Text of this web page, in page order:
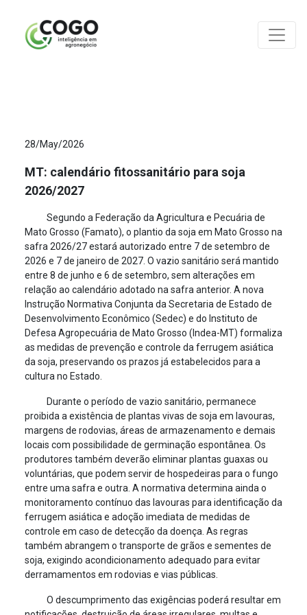
28/May/2026
MT: calendário fitossanitário para soja
2026/2027
Segundo a Federação da Agricultura e Pecuária de
Mato Grosso (Famato), o plantio da soja em Mato Grosso na
safra 2026/27 estará autorizado entre 7 de setembro de
2026 e 7 de janeiro de 2027. O vazio sanitário será mantido
entre 8 de junho e 6 de setembro, sem alterações em
relação ao calendário adotado na safra anterior. A nova
Instrução Normativa Conjunta da Secretaria de Estado de
Desenvolvimento Econômico (Sedec) e do Instituto de
Defesa Agropecuária de Mato Grosso (Indea-MT) formaliza
as medidas de prevenção e controle da ferrugem asiática
da soja, preservando os prazos já estabelecidos para a
cultura no Estado.
Durante o período de vazio sanitário, permanece
proibida a existência de plantas vivas de soja em lavouras,
margens de rodovias, áreas de armazenamento e demais
locais com possibilidade de germinação espontânea. Os
produtores também deverão eliminar plantas guaxas ou
voluntárias, que podem servir de hospedeiras para o fungo
entre uma safra e outra. A normativa determina ainda o
monitoramento contínuo das lavouras para identificação da
ferrugem asiática e adoção imediata de medidas de
controle em caso de detecção da doença. As regras
também abrangem o transporte de grãos e sementes de
soja, exigindo acondicionamento adequado para evitar
derramamentos em rodovias e vias públicas.
O descumprimento das exigências poderá resultar em